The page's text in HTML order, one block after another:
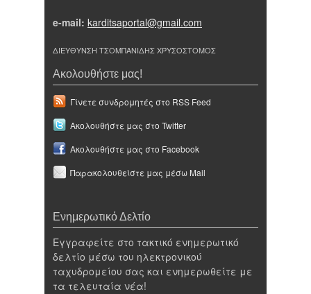
e-mail: karditsaportal@gmail.com
ΔΙΕΥΘΥΝΣΗ ΤΣΟΜΠΑΝΙΔΗΣ ΧΡΥΣΟΣΤΟΜΟΣ
Ακολουθήστε μας!
Γίνετε συνδρομητές στο RSS Feed
Ακολουθήστε μας στο Twitter
Ακολουθήστε μας στο Facebook
Παρακολουθείστε μας μέσω Mail
Ενημερωτικό Δελτίο
Εγγραφείτε στο τακτικό ενημερωτικό
δελτίο μέσω του ηλεκτρονικού
ταχυδρομείου σας και ενημερωθείτε με
τα τελευταία νέα!